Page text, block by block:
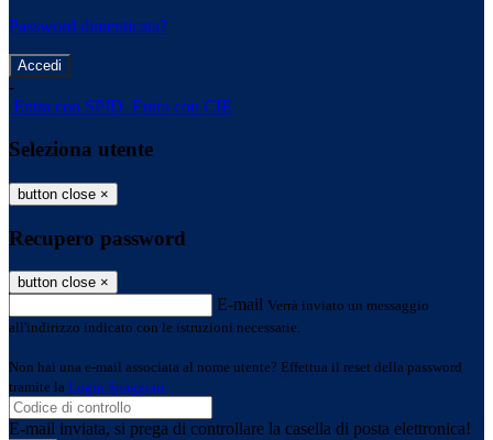
Password dimenticata?
-
Entra con SPID Entra con CIE
Seleziona utente
button close ×
Recupero password
button close ×
E-mail Verrà inviato un messaggio
all'indirizzo indicato con le istruzioni necessarie.
Non hai una e-mail associata al nome utente? Effettua il reset della password
tramite la Login Spaggiari
E-mail inviata, si prega di controllare la casella di posta elettronica!